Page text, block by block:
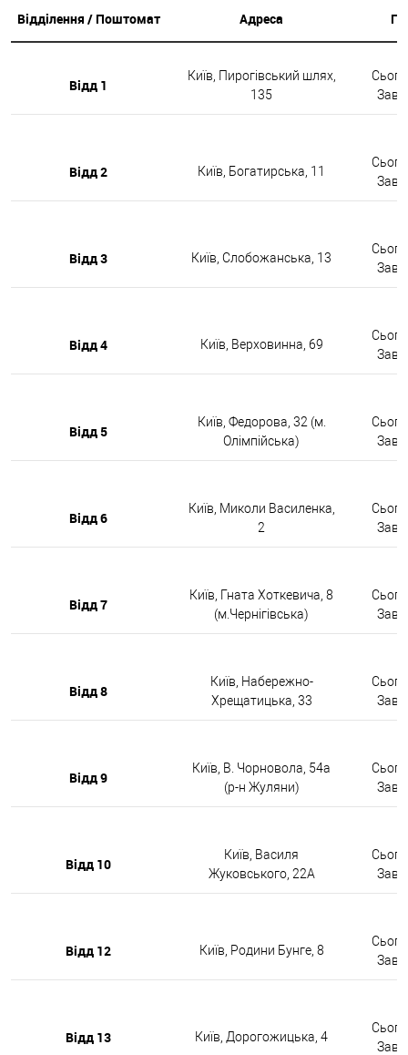
Відділення / Поштомат Адреса
Відд 1
Київ, Пирогівський шлях,
135
Відд 2 Київ, Богатирська, 11
Відд 3 Київ, Слобожанська, 13
Відд 4 Київ, Верховинна, 69
Відд 5
Київ, Федорова, 32 (м.
Олімпійська)
Відд 6
Київ, Миколи Василенка,
2
Відд 7
Київ, Гната Хоткевича, 8
(м.Чернігівська)
Відд 8
Київ, Набережно-
Хрещатицька, 33
Відд 9
Київ, В. Чорновола, 54а
(р-н Жуляни)
Відд 10
Київ, Василя
Жуковського, 22А
Відд 12 Київ, Родини Бунге, 8
Відд 13 Київ, Дорогожицька, 4